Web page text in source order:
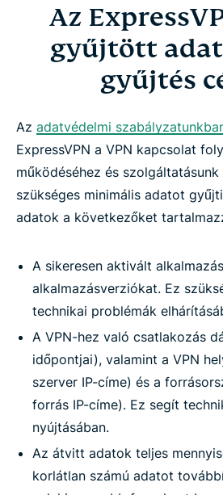
Az
gyűjtött
gyűjtés
Az adatvédelmi
ExpressVPN a VPN kapcsolat
működéséhez és
szükséges minimális adatot
adatok a következőket
A sikeresen aktivált
alkalmazásverziókat. Ez
technikai problémák
A VPN-hez való csatlakozás
időpontjai), valamint a VPN
szerver IP-címe) és a
forrás IP-címe). Ez segít
nyújtásában.
Az átvitt adatok teljes
korlátlan számú adatot